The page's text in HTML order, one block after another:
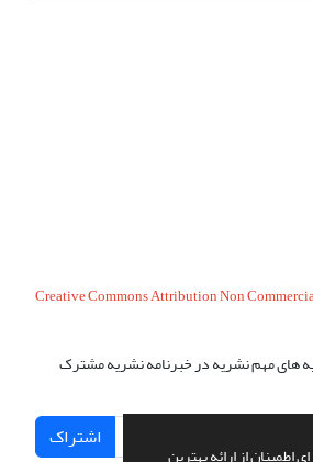
از ارائه بهترین
Creative Commons Attribution Non
های مهم نشریه در خبرنامه نشریه مشترک
اشتراک